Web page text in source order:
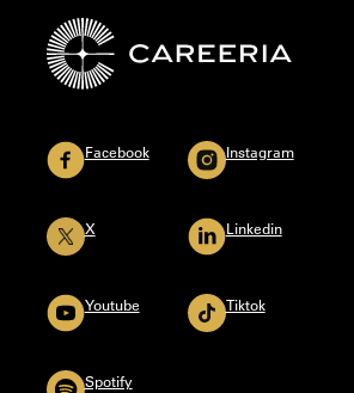
Facebook
X
Youtube
Spotify
Instagram
Linkedin
Tiktok